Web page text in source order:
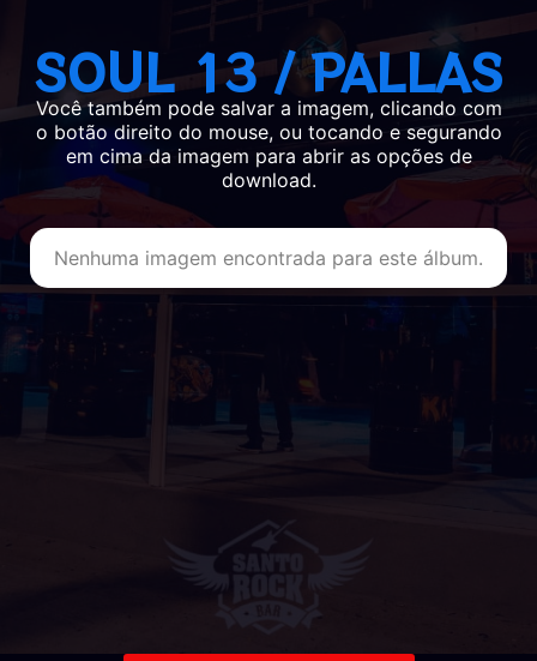
SOUL 13 / PALLAS
Você também pode salvar a imagem, clicando com
o botão direito do mouse, ou tocando e segurando
em cima da imagem para abrir as opções de
download.
Nenhuma imagem encontrada para este álbum.